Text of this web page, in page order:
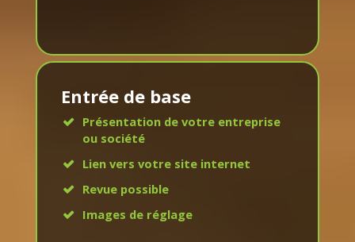
Entrée de base
Présentation de votre entreprise
ou société
Lien vers votre site internet
Revue possible
Images de réglage